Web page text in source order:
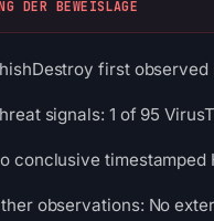
DER BEWEISLAGE
first observed
signals: 1 of 95
conclusive
observations: No